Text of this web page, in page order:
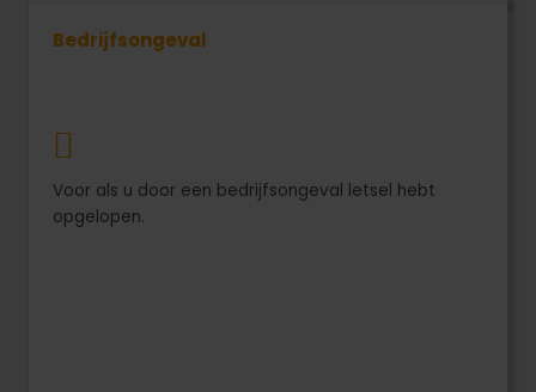
Bedrijfsongeval
Voor als u door een bedrijfsongeval letsel hebt
opgelopen.